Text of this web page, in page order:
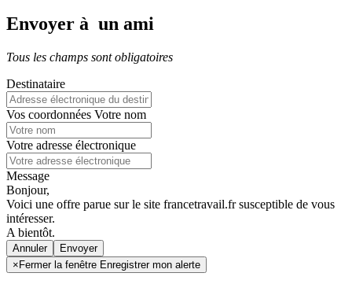
Envoyer à un ami
Tous les champs sont obligatoires
Destinataire
Vos coordonnées Votre nom
Votre adresse électronique
Message
Bonjour,
Voici une offre parue sur le site francetravail.fr susceptible de vous
intéresser.
A bientôt.
Annuler
×Fermer la fenêtre Enregistrer mon alerte